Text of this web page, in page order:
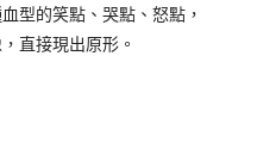
的笑點、哭點、怒點，
直接現出原形。